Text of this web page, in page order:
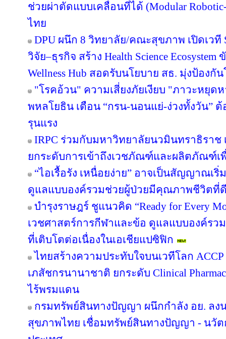
ช่วยผ่าตัดแบบเคลื่อนที่ได้ (Modular
ไทย
DPU ผนึก 8 วิทยาลัย/คณะสุขภาพ เปิดเวที
วิจัย–ธุรกิจ สร้าง Health Science
Wellness Hub สอดรับนโยบาย สธ. มุ่งป้องกั
"โรคอ้วน" ความเสี่ยงภัยเงียบ "ภาวะหยุ
พหลโยธิน เตือน “กรน-นอนแย่-ง่วงทั้งวัน”
รุนแรง
IRPC ร่วมกับมหาวิทยาลัยนวมินทราธิราช เ
ยกระดับการเข้าถึงเวชภัณฑ์และผลิตภัณฑ์เ
“ไอเรื้อรัง เหนื่อยง่าย” อาจเป็นสัญญาณเ
ดูแลแบบองค์รวมช่วยผู้ป่วยมีคุณภาพชีวิตที่
บำรุงราษฎร์ ชูแนวคิด “Ready for Every
เวชศาสตร์การกีฬาและข้อ ดูแลแบบองค์รว
ที่เติบโตต่อเนื่องในเอเชียแปซิฟิก
ไทยสร้างความประทับใจบนเวทีโลก ACCP
เภสัชกรนานาชาติ ยกระดับ Clinical
ไร้พรมแดน
กรมทรัพย์สินทางปัญญา ผนึกกำลัง อย. ล
สุขภาพไทย เชื่อมทรัพย์สินทางปัญญา - นวัต